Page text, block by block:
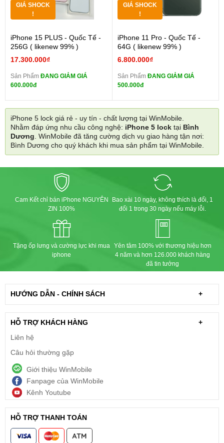
GIÁ SHOCK
!
iPhone 15 PLUS - Quốc Tế -
256G ( likenew 99% )
17.300.000₫
Sản Phẩm ĐANG GIẢM GIÁ
600.000đ
GIÁ SHOCK
!
iPhone 11 Pro - Quốc Tế -
64G ( likenew 99% )
6.800.000₫
Sản Phẩm ĐANG GIẢM GIÁ
500.000đ
iPhone 5 lock giá rẻ - uy tín - chất lượng tại WinMobile.
Nhằm đáp ứng nhu cầu công nghệ: iPhone 5 lock tại Bình
Dương. WinMobile đã tăng cường dịch vụ giao hàng tận nơi:
Bình Dương cho quý khách khi mua sản phẩm tại WinMobile.
Cam Kết chỉ bán iPhone NGUYÊN
ZIN 100%
Bao xài 10 ngày, không thích là đổi, 1
đổi 1 trong 30 ngày nếu máy lỗi.
Tặng ốp lưng và cường lực khi mua
iphone
Yên tâm 100% với thương hiệu hơn
4 năm và hơn 126.000 khách hàng
đã tin tưởng
HƯỚNG DẪN - CHÍNH SÁCH +
HỖ TRỢ KHÁCH HÀNG
+
Liên hệ
Câu hỏi thường gặp
Giới thiệu WinMobile
Fanpage của WinMobile
Kênh Youtube
HỖ TRỢ THANH TOÁN